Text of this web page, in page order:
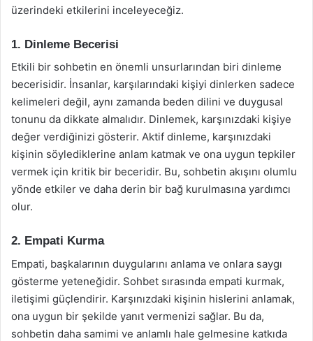
üzerindeki etkilerini inceleyeceğiz.
1. Dinleme Becerisi
Etkili bir sohbetin en önemli unsurlarından biri dinleme
becerisidir. İnsanlar, karşılarındaki kişiyi dinlerken sadece
kelimeleri değil, aynı zamanda beden dilini ve duygusal
tonunu da dikkate almalıdır. Dinlemek, karşınızdaki kişiye
değer verdiğinizi gösterir. Aktif dinleme, karşınızdaki
kişinin söylediklerine anlam katmak ve ona uygun tepkiler
vermek için kritik bir beceridir. Bu, sohbetin akışını olumlu
yönde etkiler ve daha derin bir bağ kurulmasına yardımcı
olur.
2. Empati Kurma
Empati, başkalarının duygularını anlama ve onlara saygı
gösterme yeteneğidir. Sohbet sırasında empati kurmak,
iletişimi güçlendirir. Karşınızdaki kişinin hislerini anlamak,
ona uygun bir şekilde yanıt vermenizi sağlar. Bu da,
sohbetin daha samimi ve anlamlı hale gelmesine katkıda